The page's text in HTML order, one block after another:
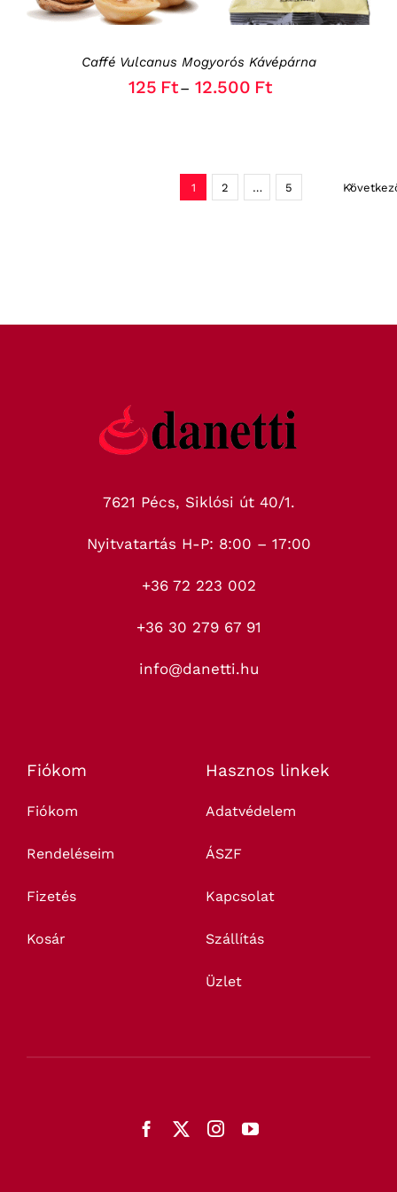
OPTIONS
MAY
CHOSEN
ON
THE
Caffé Vulcanus Mogyorós Kávépárna
125 Ft– 12.500 Ft
1 2 … 5
7621 Pécs, Siklósi út 40/1.
Nyitvatartás H-P: 8:00 – 17:00
+36 72 223 002
+36 30 279 67 91
info@danetti.hu
Fiókom
Fiókom
Rendeléseim
Fizetés
Kosár
Hasznos linkek
Adatvédelem
ÁSZF
Kapcsolat
Szállítás
Üzlet